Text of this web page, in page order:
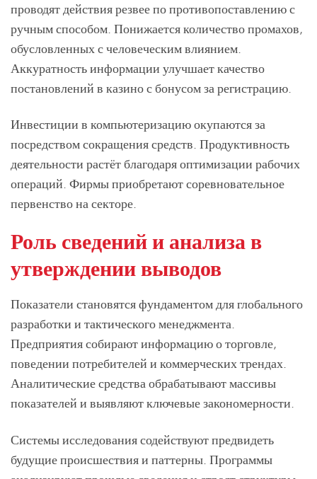
проводят действия резвее по противопоставлению с
ручным способом. Понижается количество промахов,
обусловленных с человеческим влиянием.
Аккуратность информации улучшает качество
постановлений в казино с бонусом за регистрацию.
Инвестиции в компьютеризацию окупаются за
посредством сокращения средств. Продуктивность
деятельности растёт благодаря оптимизации рабочих
операций. Фирмы приобретают соревновательное
первенство на секторе.
Роль сведений и анализа в
утверждении выводов
Показатели становятся фундаментом для глобального
разработки и тактического менеджмента.
Предприятия собирают информацию о торговле,
поведении потребителей и коммерческих трендах.
Аналитические средства обрабатывают массивы
показателей и выявляют ключевые закономерности.
Системы исследования содействуют предвидеть
будущие происшествия и паттерны. Программы